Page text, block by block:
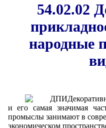
54.02.02
народные
и его самая значимая
промыслы занимают в
экономическом